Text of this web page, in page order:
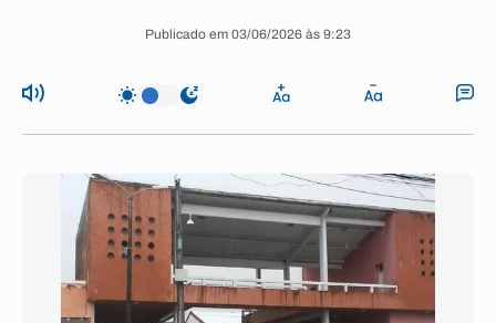
Publicado em 03/06/2026 às 9:23